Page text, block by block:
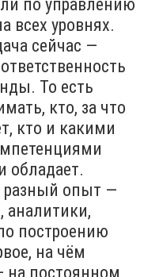
по управлению
всех уровнях.
сейчас —
То есть
кто, за что
кто и какими
обладает.
разный опыт —
аналитики,
построению
на чём
на постоянном